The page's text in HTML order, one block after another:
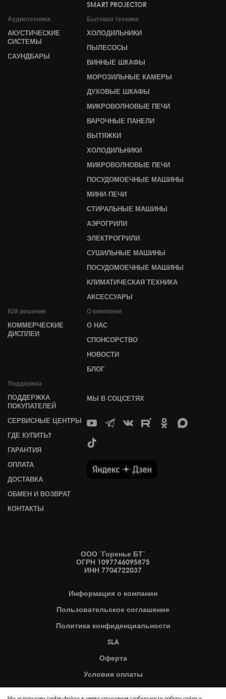
SMART PROJECTOR
Аудиотехника
АКУСТИЧЕСКИЕ
СИСТЕМЫ
САУНДБАРЫ
Бытовая техника
ХОЛОДИЛЬНИКИ
ПЫЛЕСОСЫ
ВИННЫЕ ШКАФЫ
МОРОЗИЛЬНЫЕ КАМЕРЫ
ДУХОВЫЕ ШКАФЫ
МИКРОВОЛНОВЫЕ ПЕЧИ
ВАРОЧНЫЕ ПАНЕЛИ
ВЫТЯЖКИ
ХОЛОДИЛЬНИКИ
МИКРОВОЛНОВЫЕ ПЕЧИ
ПОСУДОМОЕЧНЫЕ МАШИНЫ
МИНИ-ПЕЧИ
СТИРАЛЬНЫЕ МАШИНЫ
АЭРОГРИЛИ
ЭЛЕКТРОГРИЛИ
СУШИЛЬНЫЕ МАШИНЫ
ПОСУДОМОЕЧНЫЕ МАШИНЫ
КЛИМАТИЧЕСКАЯ ТЕХНИКА
АКСЕССУАРЫ
B2B решения
КОММЕРЧЕСКИЕ
ДИСПЛЕИ
О компании
О НАС
СПОНСОРСТВО
НОВОСТИ
БЛОГ
Поддержка
ПОДДЕРЖКА
ПОКУПАТЕЛЕЙ
СЕРВИСНЫЕ ЦЕНТРЫ
ГДЕ КУПИТЬ?
ГАРАНТИЯ
ОПЛАТА
ДОСТАВКА
ОБМЕН И ВОЗВРАТ
КОНТАКТЫ
МЫ В СОЦСЕТЯХ
ООО "Горенье БТ"
ОГРН 1097746095875
ИНН 7704722037
Информация о компании
Пользовательское соглашение
Политика конфиденциальности
SLA
Оферта
Условия оплаты
Карта сайта